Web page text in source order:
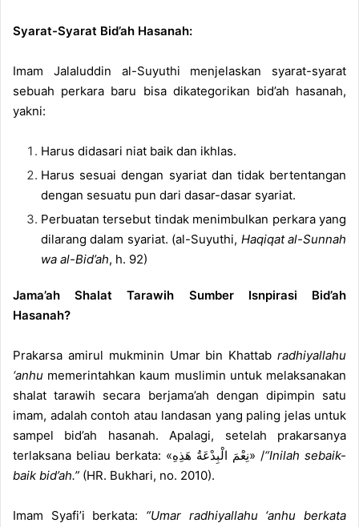
Syarat-Syarat Bid’ah Hasanah:
Imam Jalaluddin al-Suyuthi menjelaskan syarat-syarat
sebuah perkara baru bisa dikategorikan bid’ah hasanah,
yakni:
Harus didasari niat baik dan ikhlas.
Harus sesuai dengan syariat dan tidak bertentangan
dengan sesuatu pun dari dasar-dasar syariat.
Perbuatan tersebut tindak menimbulkan perkara yang
dilarang dalam syariat. (al-Suyuthi, Haqiqat al-Sunnah
wa al-Bid’ah, h. 92)
Jama’ah Shalat Tarawih Sumber Isnpirasi Bid’ah
Hasanah?
Prakarsa amirul mukminin Umar bin Khattab radhiyallahu
‘anhu memerintahkan kaum muslimin untuk melaksanakan
shalat tarawih secara berjama’ah dengan dipimpin satu
imam, adalah contoh atau landasan yang paling jelas untuk
sampel bid’ah hasanah. Apalagi, setelah prakarsanya
terlaksana beliau berkata: «نِعْمَ الْبِدْعَةُ هَذِهِ» /“Inilah sebaik-
baik bid’ah.” (HR. Bukhari, no. 2010).
Imam Syafi’i berkata: “Umar radhiyallahu ‘anhu berkata